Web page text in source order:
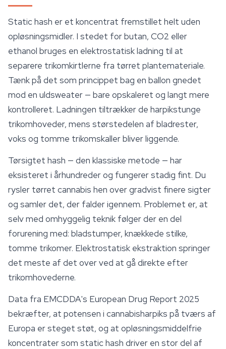
Static hash er et koncentrat fremstillet helt uden
opløsningsmidler. I stedet for butan, CO2 eller
ethanol bruges en elektrostatisk ladning til at
separere trikomkirtlerne fra tørret plantemateriale.
Tænk på det som princippet bag en ballon gnedet
mod en uldsweater — bare opskaleret og langt mere
kontrolleret. Ladningen tiltrækker de harpikstunge
trikomhoveder, mens størstedelen af bladrester,
voks og tomme trikomskaller bliver liggende.
Tørsigtet hash — den klassiske metode — har
eksisteret i århundreder og fungerer stadig fint. Du
rysler tørret cannabis hen over gradvist finere sigter
og samler det, der falder igennem. Problemet er, at
selv med omhyggelig teknik følger der en del
forurening med: bladstumper, knækkede stilke,
tomme trikomer. Elektrostatisk ekstraktion springer
det meste af det over ved at gå direkte efter
trikomhovederne.
Data fra EMCDDA's European Drug Report 2025
bekræfter, at potensen i cannabisharpiks på tværs af
Europa er steget støt, og at opløsningsmiddelfrie
koncentrater som static hash driver en stor del af